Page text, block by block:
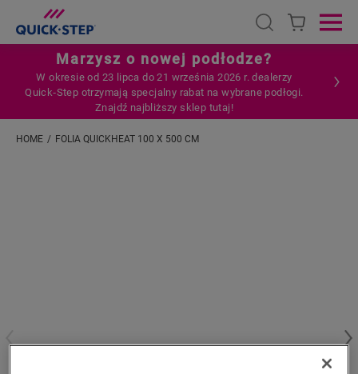
Open search
Marzysz o nowej podłodze?
W okresie od 23 lipca do 21 września 2026 r. dealerzy
Quick‑Step otrzymają specjalny rabat na wybrane podłogi.
Znajdź najbliższy sklep tutaj!
HOME FOLIA QUICKHEAT 100 X 500 CM